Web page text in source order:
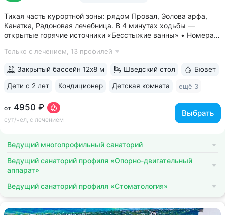
Тихая часть курортной зоны: рядом Провал, Эолова арфа,
Канатка, Радоновая лечебница. В 4 минутах ходьбы —
открытые горячие источники «Бесстыжие ванны» • Номера
виден Эльбрус и Кавказский хребет. Есть номера с балконом
Только с лечением, 13 профилей
от 4950 ₽
сут/чел, с лечением
Выбрать
Закрытый бассейн 12х8 м Шведский стол Бювет
Дети с 2 лет Кондиционер Детская комната ещё 3
Ведущий многопрофильный санаторий
Ведущий санаторий профиля «Опорно-двигательный
аппарат»
Ведущий санаторий профиля «Стоматология»